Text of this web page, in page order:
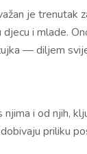
je trenutak
i mlade.
— diljem
i od njih,
priliku